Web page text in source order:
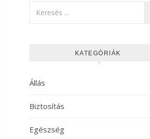
KATEGÓRIÁK
Állás
Biztosítás
Egészség